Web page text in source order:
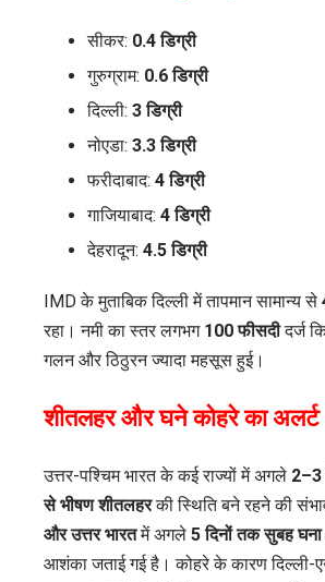
सीकर: 0.4 डिग्री
गुरुग्राम: 0.6 डिग्री
दिल्ली: 3 डिग्री
नोएडा: 3.3 डिग्री
फरीदाबाद: 4 डिग्री
गाजियाबाद: 4 डिग्री
देहरादून: 4.5 डिग्री
IMD के मुताबिक दिल्ली में तापमान सामान्य से
रहा। नमी का स्तर लगभग 100 फीसदीदर्ज
गलन और ठिठुरन ज्यादा महसूस हुई।
शीतलहर और घने कोहरे का अलर्ट
उत्तर-पश्चिम भारत के कई राज्यों में अगले 2–3
से भीषण शीतलहरकी स्थिति बने रहने की
और उत्तर भारतमें अगले 5 दिनों तक सुबह घना
आशंका जताई गई है। कोहरे के कारण